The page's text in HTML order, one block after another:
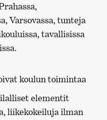
Varsovassa, tunteja
tavallisissa
koulun toimintaa
elementit
liikekokeiluja ilman